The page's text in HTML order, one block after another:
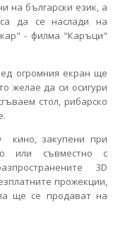
на български език, а
да се наслади на
- филма "Каръци"
огромния екран ще
желае да си осигури
стол, рибарско
кино, закупени при
или съвместно с
3D
прожекции,
ще се продават на